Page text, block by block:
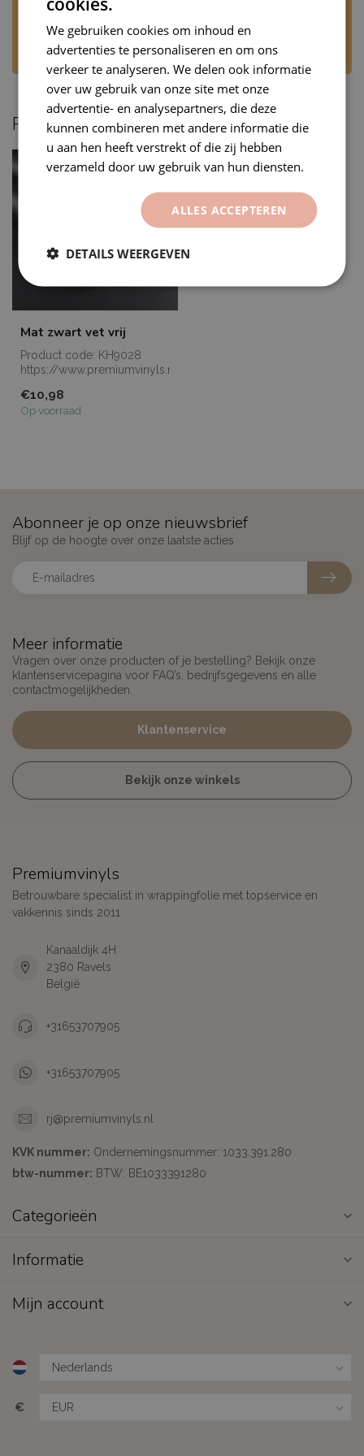
Stuur ons een WhatsApp via +31 6 53707905 of
mail naar
rj@premiumvinyls.nl
beantwoorden uw bericht op werkdagen,
tijdens kantooruren.
Recent bekeken
Mat zwart vet vrij
Product code: KH9028
https://www.premiumvinyls.nl/samples.html
€10,98
Op voorraad
Meer informatie
Vragen over onze producten of je bestelling? Bekijk onze
klantenservicepagina voor FAQ’s, bedrijfsgegevens en alle
contactmogelijkheden.
Klantenservice
Bekijk onze winkels
Abonneer je op onze nieuwsbrief
Blijf op de hoogte over onze laatste acties
Premiumvinyls
Betrouwbare specialist in wrappingfolie met topservice en
vakkennis sinds 2011
Kanaaldijk 4H
2380 Ravels
België
+31653707905
+31653707905
rj@premiumvinyls.nl
KVK nummer: Ondernemingsnummer: 1033.391.280
btw-nummer: BTW: BE1033391280
Categorieën
Informatie
Mijn account
€
We gebruiken cookies om inhoud en
advertenties te personaliseren en om ons
verkeer te analyseren. We delen ook informatie
over uw gebruik van onze site met onze
advertentie- en analysepartners, die deze
kunnen combineren met andere informatie die
u aan hen heeft verstrekt of die zij hebben
verzameld door uw gebruik van hun diensten.
ALLES ACCEPTEREN
DETAILS WEERGEVEN